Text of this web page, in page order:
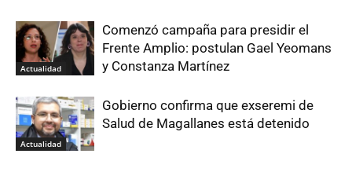
Actualidad
Comenzó campaña para presidir el
Frente Amplio: postulan Gael Yeomans
y Constanza Martínez
Actualidad
Gobierno confirma que exseremi de
Salud de Magallanes está detenido